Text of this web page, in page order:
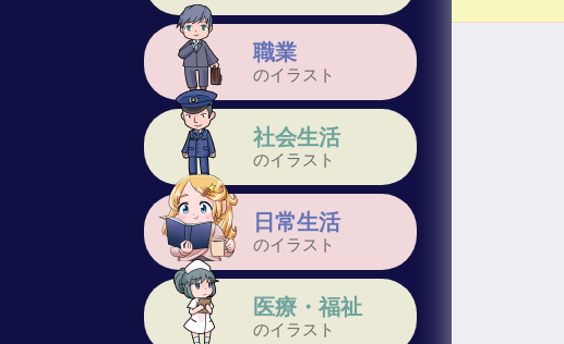
職業
のイラスト
社会生活
のイラスト
日常生活
のイラスト
医療・福祉
のイラスト